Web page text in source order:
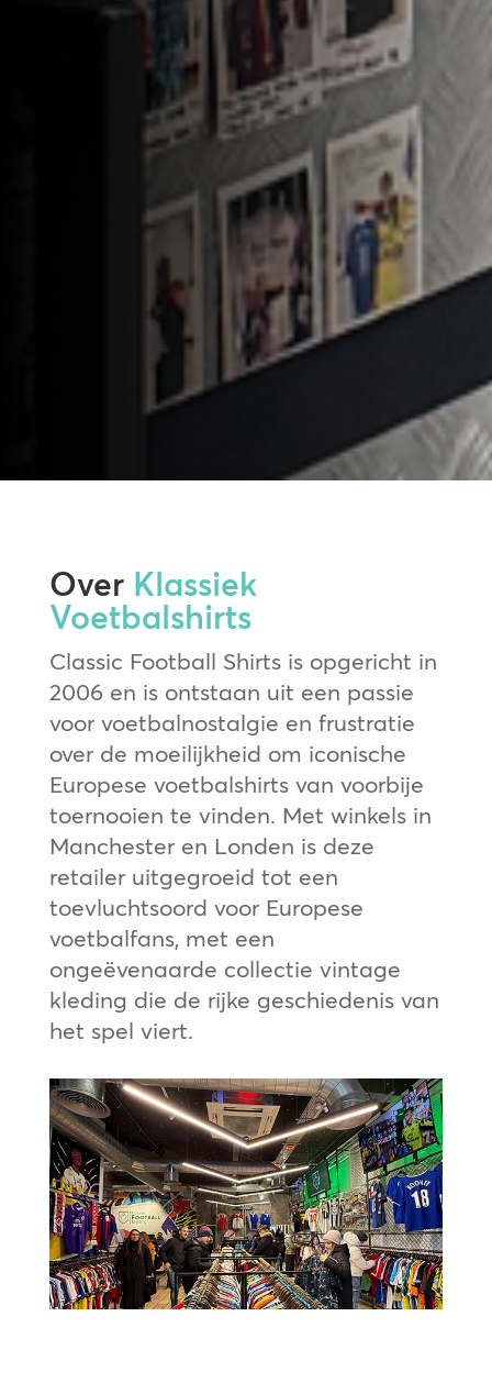
Over Klassiek
Voetbalshirts
Classic Football Shirts is opgericht in
2006 en is ontstaan uit een passie
voor voetbalnostalgie en frustratie
over de moeilijkheid om iconische
Europese voetbalshirts van voorbije
toernooien te vinden. Met winkels in
Manchester en Londen is deze
retailer uitgegroeid tot een
toevluchtsoord voor Europese
voetbalfans, met een
ongeëvenaarde collectie vintage
kleding die de rijke geschiedenis van
het spel viert.